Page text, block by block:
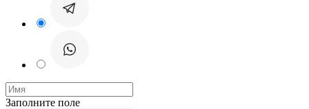
Заполните поле